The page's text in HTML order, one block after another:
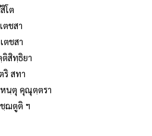
โต
ตชสา
ชสา
สิทฺธิยา
ริ สทา
นฺตุ คุณุตฺตรา
ฌตูติ ฯ